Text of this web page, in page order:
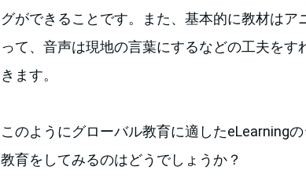
グができることです。また、基本的に教材は
って、音声は現地の言葉にするなどの工夫を
きます。
このようにグローバル教育に適したeLearning
教育をしてみるのはどうでしょうか？